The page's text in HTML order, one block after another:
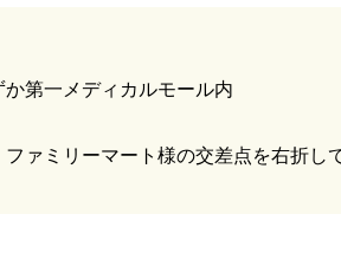
第一メディカルモール内
ァミリーマート様の交差点を右折し